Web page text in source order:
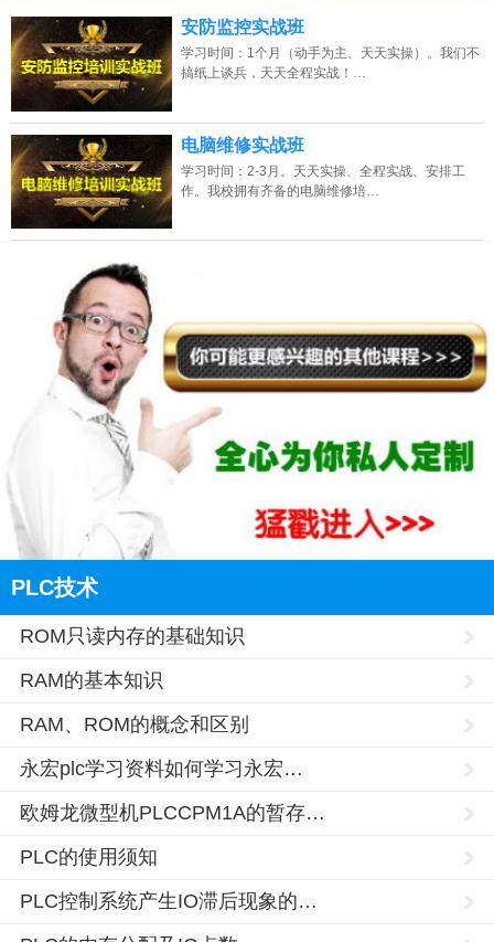
点击免费咨询电话：13807313137
安防监控实战班
学习时间：1个月（动手为主、天天实操）。我们不
搞纸上谈兵，天天全程实战！…
电脑维修实战班
学习时间：2-3月。天天实操、全程实战、安排工
作。我校拥有齐备的电脑维修培…
PLC技术
ROM只读内存的基础知识
RAM的基本知识
RAM、ROM的概念和区别
永宏plc学习资料如何学习永宏…
欧姆龙微型机PLCCPM1A的暂存…
PLC的使用须知
PLC控制系统产生IO滞后现象的…